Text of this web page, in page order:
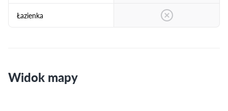
Łazienka
Widok mapy